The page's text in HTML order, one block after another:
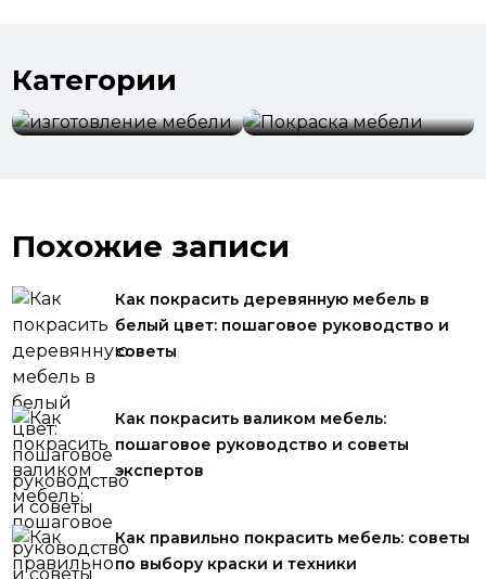
Категории
изготовление
Похожие записи
Как покрасить деревянную мебель в
белый цвет: пошаговое руководство и
советы
Как покрасить валиком мебель:
пошаговое руководство и советы
экспертов
Как правильно покрасить мебель: советы
по выбору краски и техники